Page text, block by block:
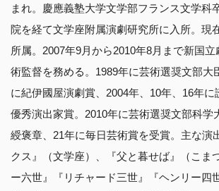
まれ。慶應義塾大学文学部フランス文学科
院を経て文学座附属演劇研究所に入所。現
所属。2007年9月から2010年8月まで新国
術監督を務める。1989年に芸術選奨文部大
に紀伊國屋演劇賞、2004年、10年、16年
優秀演出家賞。2010年に芸術選奨文部科学
綬褒章、21年に毎日芸術賞を受賞。主な演
クス』（文学座）、『父と暮せば』（こま
ー六世』『リチャード三世』『ヘンリー四